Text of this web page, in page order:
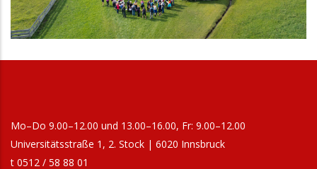
Mo–Do 9.00–12.00 und 13.00–16.00, Fr: 9.00–12.00
Universitätsstraße 1, 2. Stock | 6020 Innsbruck
t 0512 / 58 88 01